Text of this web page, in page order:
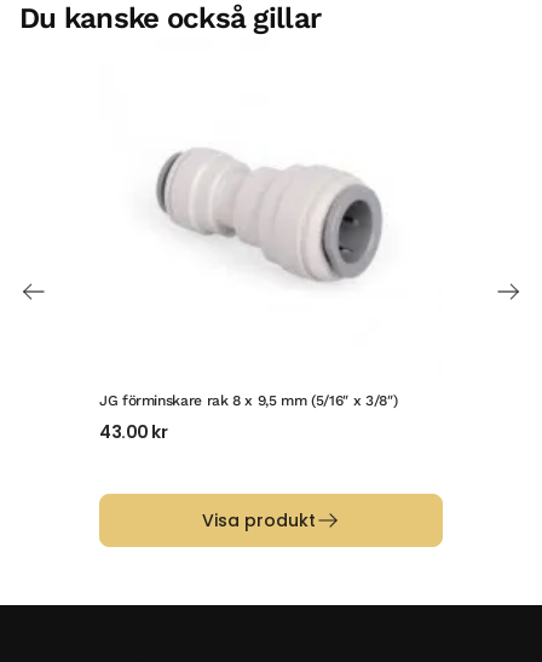
Du kanske också gillar
JG förminskare rak 8 x 9,5 mm (5/16″ x 3/8″)
43.00 kr
Visa produkt